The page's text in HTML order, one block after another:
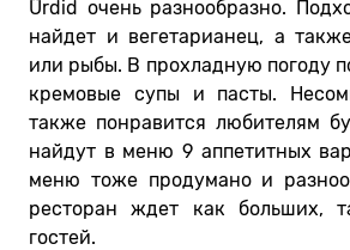
Ürdid очень разнообразно.
найдет и вегетарианец, а
или рыбы. В прохладную погоду
кремовые супы и пасты.
также понравится любителям
найдут в меню 9 аппетитных
меню тоже продумано и
ресторан ждет как больших,
гостей.